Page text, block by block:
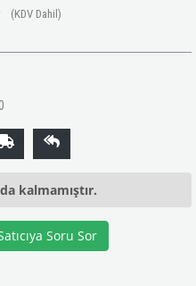
(KDV Dahil)
kalmamıştır.
Soru Sor